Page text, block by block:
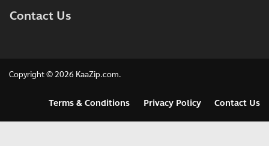
Contact Us
Copyright © 2026 KaaZip.com.
Terms & Conditions Privacy Policy Contact Us